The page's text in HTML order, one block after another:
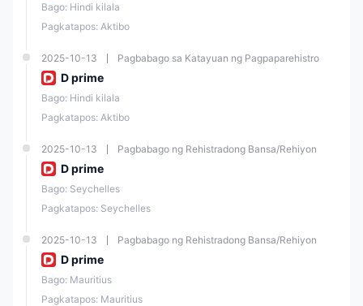
Ang maximum leverage na inaalok ng broker na ito ay hanggang
1:1000.
Ano ang mga available na trading platform sa Doo Prime?
MetaTrader 4 (MT4), MetaTrader 5 (MT5), Doo Prime Intrade, at
TradingView.
(CFDs) sa iba't ibang mga instrumento sa pananalapi, mga indeks, at
mga cryptocurrency.
Bago: Hindi kilala
Pagkatapos: Aktibo
2025-10-13 Pagbabago sa Katayuan ng Pagpaparehistro
D prime
Bago: Hindi kilala
Pagkatapos: Aktibo
2025-10-13 Pagbabago ng Rehistradong Bansa/Rehiyon
D prime
Bago: Seychelles
Pagkatapos: Seychelles
2025-10-13 Pagbabago ng Rehistradong Bansa/Rehiyon
D prime
Bago: Mauritius
Pagkatapos: Mauritius